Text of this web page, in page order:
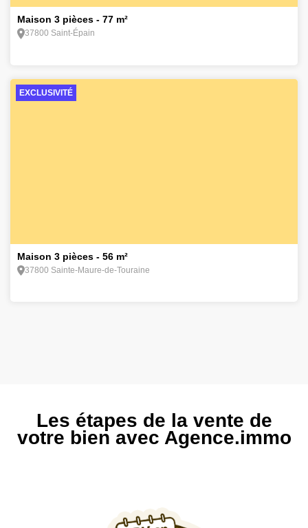
Maison 3 pièces - 77 m²
37800 Saint-Épain
EXCLUSIVITÉ
Maison 3 pièces - 56 m²
37800 Sainte-Maure-de-Touraine
Les étapes de la vente de
votre bien avec Agence.immo